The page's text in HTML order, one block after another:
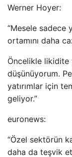
Werner Hoyer:
“Mesele sadece
ortamını daha
Öncelikle
düşünüyorum.
yatırımlar için
geliyor.”
euronews:
“Özel sektörün
daha da teşvik